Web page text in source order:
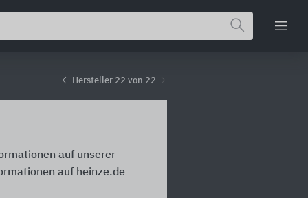
Hersteller 22 von 22
auf unserer
auf heinze.de